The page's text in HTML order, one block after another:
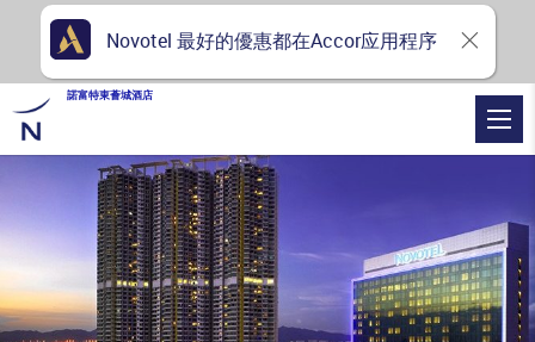
諾富特東薈城酒店
Novotel 最好的優惠都在Accor应用程序